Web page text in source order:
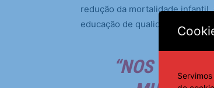
redução da mortalidade
educação de qualidade, entre
“NOS